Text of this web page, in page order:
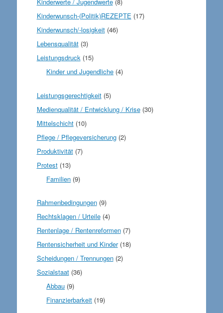
Kinderwunsch-(Politik)REZEPTE (17)
Kinderwunsch/-losigkeit(46)
Lebensqualität(3)
Leistungsdruck(15)
Kinder und Jugendliche (4)
Leistungsgerechtigkeit(5)
Medienqualität / Entwicklung / Krise(30)
Mittelschicht(10)
Pflege / Pflegeversicherung(2)
Produktivität(7)
Protest(13)
Familien (9)
Rahmenbedingungen(9)
Rechtsklagen / Urteile(4)
Rentenlage / Rentenreformen(7)
Rentensicherheit und Kinder(18)
Scheidungen / Trennungen(2)
Sozialstaat(36)
Abbau (9)
Finanzierbarkeit (19)